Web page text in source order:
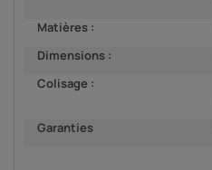
Matières :
Dimensions :
Colisage :
Garanties